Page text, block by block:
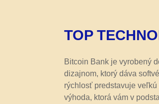
TOP
Bitcoin Bank je vyrobený
dizajnom, ktorý dáva
rýchlosť predstavuje
výhoda, ktorá vám v